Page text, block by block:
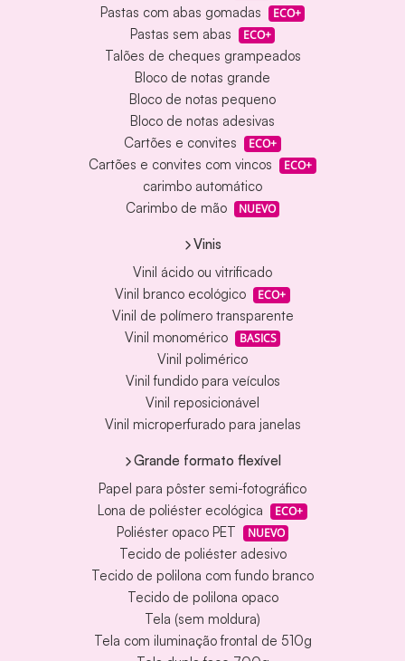
Pastas com abas gomadas ECO+
Pastas sem abas ECO+
Talões de cheques grampeados
Bloco de notas grande
Bloco de notas pequeno
Bloco de notas adesivas
Cartões e convites
ECO+
Cartões e convites com vincos ECO+
carimbo automático
Carimbo de mão
NUEVO
Vinis
Vinil ácido ou vitrificado
Vinil branco ecológico
ECO+
Vinil de polímero transparente
Vinil monomérico
BASICS
Vinil polimérico
Vinil fundido para veículos
Vinil reposicionável
Vinil microperfurado para janelas
Grande formato flexível
Papel para pôster semi-fotográfico
Lona de poliéster ecológica
ECO+
Poliéster opaco PET NUEVO
Tecido de poliéster adesivo
Tecido de polilona com fundo branco
Tecido de polilona opaco
Tela (sem moldura)
Tela com iluminação frontal de 510g